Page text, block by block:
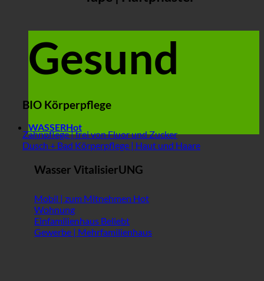
Gesund
BIO Körperpflege
Zahnpflege | frei von Fluor und Zucker
Dusch + Bad Körperpflege | Haut und Haare
WASSER
Wasser VitalisierUNG
Mobil | zum Mitnehmen
Wohnung
Einfamilienhaus
Gewerbe | Mehrfamilienhaus